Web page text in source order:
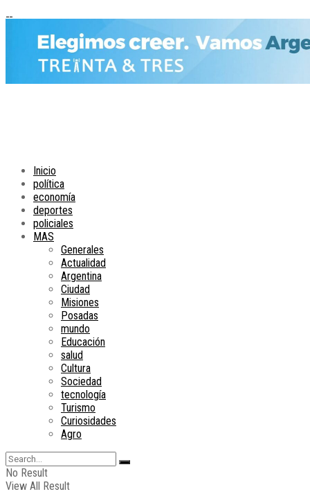
Inicio
política
economía
deportes
policiales
MAS
Generales
Actualidad
Argentina
Ciudad
Misiones
Posadas
mundo
Educación
salud
Cultura
Sociedad
tecnología
Turismo
Curiosidades
Agro
No Result
View All Result